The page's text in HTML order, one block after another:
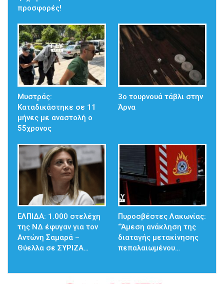
προσφορές!
Μυστράς:
Καταδικάστηκε σε 11
μήνες με αναστολή ο
55χρονος
3ο τουρνουά τάβλι στην
Άρνα
ΕΛΠΙΔΑ: 1.000 στελέχη
της ΝΔ έφυγαν για τον
Αντώνη Σαμαρά –
Θύελλα σε ΣΥΡΙΖΑ…
Πυροσβέστες Λακωνίας:
“Άμεση ανάκληση της
διαταγής μετακίνησης
πεπαλαιωμένου…